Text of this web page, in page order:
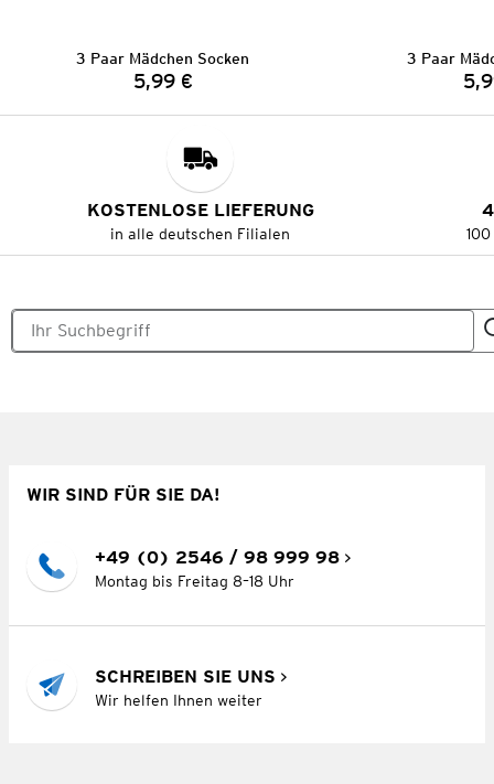
3 Paar Mädchen Socken
Preis:
5,99 €
3 Paar
KOSTENLOSE LIEFERUNG
in alle deutschen Filialen
WIR SIND FÜR SIE DA!
+49 (0) 2546 / 98 999 98
Montag bis Freitag 8–18 Uhr
SCHREIBEN SIE UNS
Wir helfen Ihnen weiter